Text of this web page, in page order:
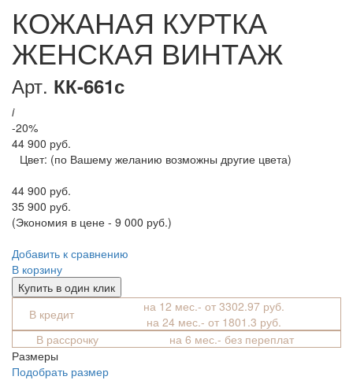
КОЖАНАЯ КУРТКА
ЖЕНСКАЯ ВИНТАЖ
Арт. КК-661с
i
-20%
44 900 руб.
Цвет: (по Вашему желанию возможны другие цвета)
44 900 руб.
35 900 руб.
(Экономия в цене - 9 000 руб.)
Добавить к сравнению
В корзину
Купить в один клик
В кредит
на 12 мес.- от 3302.97 руб.
на 24 мес.- от 1801.3 руб.
В рассрочку
на 6 мес.- без переплат
Размеры
Подобрать размер